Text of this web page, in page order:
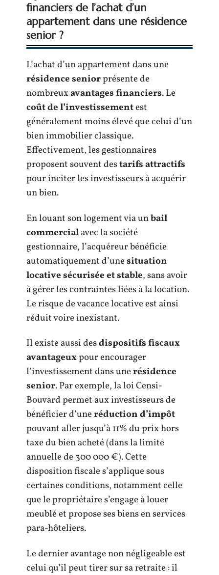
financiers de l’achat d’un
appartement dans une résidence
senior ?
L’achat d’un appartement dans une
résidence seniorprésente de
nombreuxavantages financiers. Le
coût de l’investissementest
généralement moins élevé que celui d’un
bien immobilier classique.
Effectivement, les gestionnaires
proposent souvent destarifs attractifs
pour inciter les investisseurs à acquérir
un bien.
En louant son logement via unbail
commercialavec la société
gestionnaire, l’acquéreur bénéficie
automatiquement d’unesituation
locative sécurisée et stable, sans avoir
à gérer les contraintes liées à la location.
Le risque de vacance locative est ainsi
réduit voire inexistant.
Il existe aussi desdispositifs fiscaux
avantageuxpour encourager
l’investissement dans unerésidence
senior. Par exemple, la loi Censi-
Bouvard permet aux investisseurs de
bénéficier d’uneréduction d’impôt
pouvant aller jusqu’à 11% du prix hors
taxe du bien acheté (dans la limite
annuelle de 300 000 €). Cette
disposition fiscale s’applique sous
certaines conditions, notamment celle
que le propriétaire s’engage à louer
meublé et propose ses biens en services
para-hôteliers.
Le dernier avantage non négligeable est
celui qu’il peut tirer sur sa retraite : il